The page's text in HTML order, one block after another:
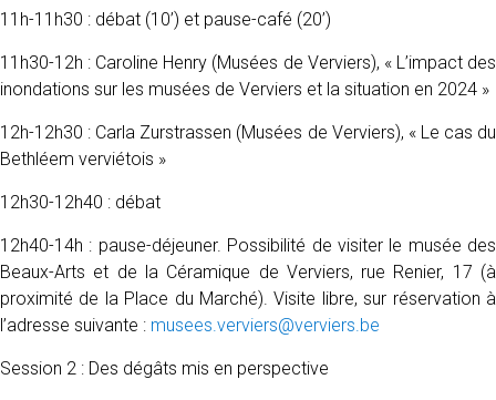
11h-11h30 : débat (10’) et pause-café (20’)
11h30-12h : Caroline Henry (Musées de Verviers), « L’impact des
inondations sur les musées de Verviers et la situation en 2024 »
12h-12h30 : Carla Zurstrassen (Musées de Verviers), « Le cas du
Bethléem verviétois »
12h30-12h40 : débat
12h40-14h : pause-déjeuner. Possibilité de visiter le musée des
Beaux-Arts et de la Céramique de Verviers, rue Renier, 17 (à
proximité de la Place du Marché). Visite libre, sur réservation à
l’adresse suivante : musees.verviers@verviers.be
Session 2 : Des dégâts mis en perspective